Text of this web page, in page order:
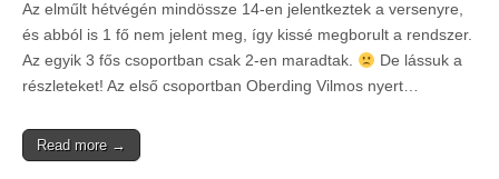
Az elműlt hétvégén mindössze 14-en jelentkeztek a versenyre,
és abból is 1 fő nem jelent meg, így kissé megborult a rendszer.
Az egyik 3 fős csoportban csak 2-en maradtak.
De lássuk a
részleteket! Az első csoportban Oberding Vilmos nyert…
Read more →